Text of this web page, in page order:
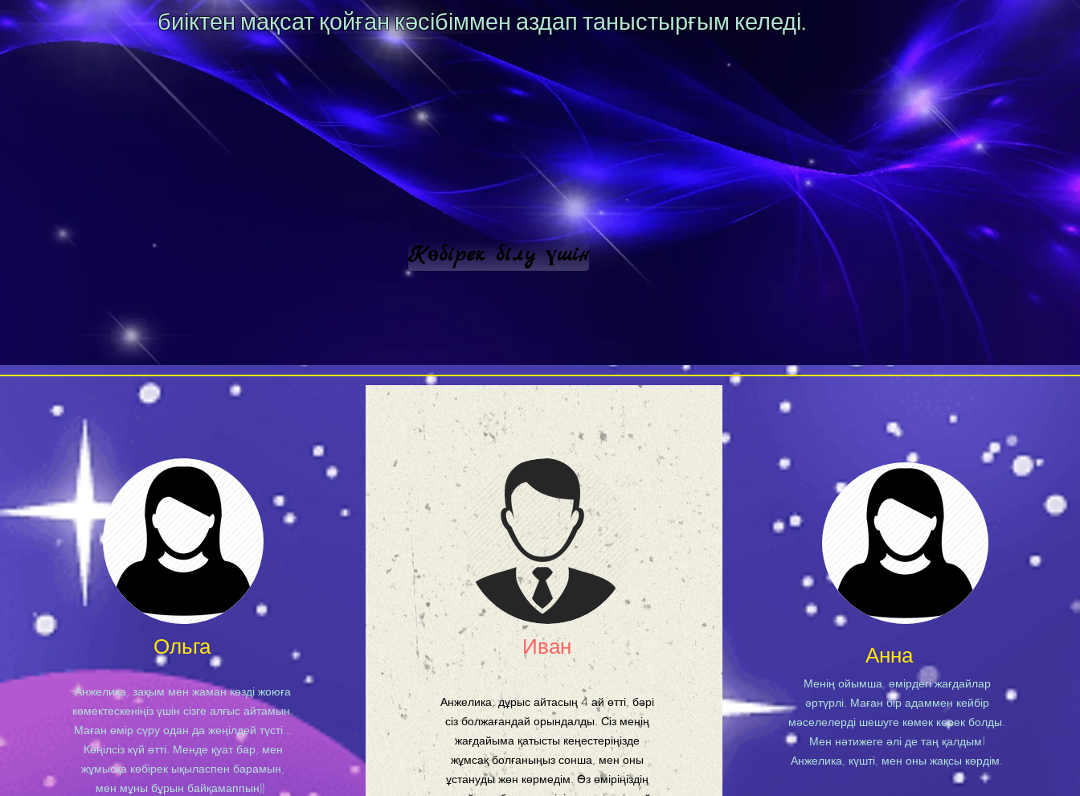
биіктен мақсат қойған кәсібіммен аздап таныстырғым келеді.
Көбірек білу үшін
Ольга
Анжелика, зақым мен жаман көзді жоюға
көмектескеніңіз үшін сізге алғыс айтамын.
Маған өмір сүру одан да жеңілдей түсті...
Көңілсіз күй өтті. Менде қуат бар, мен
жұмысқа көбірек ықыласпен барамын,
мен мұны бұрын байқамаппын))
Иван
Анжелика, дұрыс айтасың 4 ай өтті, бәрі
сіз болжағандай орындалды. Сіз менің
жағдайыма қатысты кеңестеріңізде
жұмсақ болғаныңыз сонша, мен оны
ұстануды жөн көрмедім. Өз өміріңіздің
Анна
Менің ойымша, өмірдегі жағдайлар
әртүрлі. Маған бір адаммен кейбір
мәселелерді шешуге көмек керек болды.
Мен нәтижеге әлі де таң қалдым!
Анжелика, күшті, мен оны жақсы көрдім.